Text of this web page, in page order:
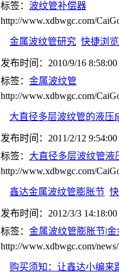
标签： 波纹管补偿器
http://www.xdbwgc.com/
金属波纹管研究 快捷浏览
发布时间：2010/9/16 8:58:00
标签： 金属波纹管
http://www.xdbwgc.com/
大直径多层波纹管的液压
发布时间：2011/2/12 9:54:00
标签： 大直径多层波纹管液
http://www.xdbwgc.com/
鑫达金属波纹管膨胀节
发布时间：2012/3/3 14:18:00
标签： 金属波纹管膨胀节|金
http://www.xdbwgc.com/
购买须知：让鑫达小编来